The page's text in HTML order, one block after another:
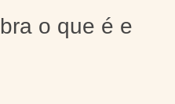
o que é e